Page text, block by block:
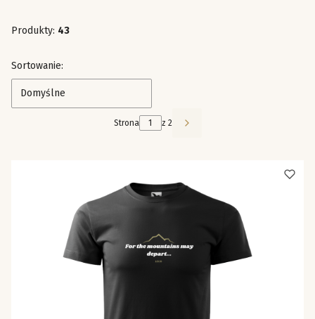
Produkty: 43
Lista produktów
Sortowanie:
Domyślne
Strona z 2 Następne produkty